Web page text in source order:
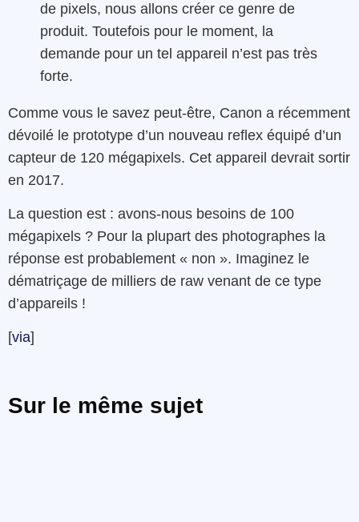
de pixels, nous allons créer ce genre de
produit. Toutefois pour le moment, la
demande pour un tel appareil n’est pas très
forte.
Comme vous le savez peut-être, Canon a récemment
dévoilé le prototype d’un nouveau reflex équipé d’un
capteur de 120 mégapixels. Cet appareil devrait sortir
en 2017.
La question est : avons-nous besoins de 100
mégapixels ? Pour la plupart des photographes la
réponse est probablement « non ». Imaginez le
dématriçage de milliers de raw venant de ce type
d’appareils !
[via]
Sur le même sujet